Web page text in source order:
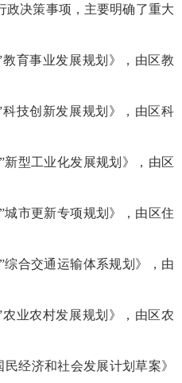
政决策事项，主要明确了重大
教育事业发展规划》，由区教
科技创新发展规划》，由区科
新型工业化发展规划》，由区
城市更新专项规划》，由区住
综合交通运输体系规划》，由
农业农村发展规划》，由区农
民经济和社会发展计划草案》